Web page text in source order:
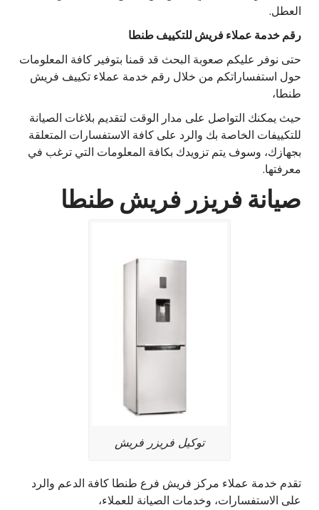
العطل.
رقم خدمة عملاء فريش للتكييف طنطا
حتى نوفر عليكم صعوبة البحث قد قمنا بتوفير كافة المعلومات
حول استفساراتكم من خلال رقم خدمة عملاء تكييف فريش
طنطا،
حيث يمكنك التواصل على مدار الوقت لتقديم بلاغات الصيانة
للتكييفات الخاصة بك والرد على كافة الاستفسارات المتعلقة
بجهازك، وسوف يتم تزويدك بكافة المعلومات التي ترغب في
معرفتها.
صيانة فريزر فريش طنطا
توكيل فريزر فريش
تقدم خدمة عملاء مركز فريش فرع طنطا كافة الدعم والرد
على الاستفسارات، وخدمات الصيانة للعملاء،